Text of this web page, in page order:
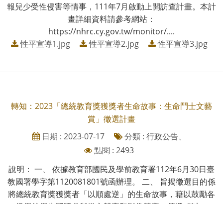
報兒少受性侵害等情事，111年7月啟動上開訪查計畫。本計
畫詳細資料請參考網站：
https://nhrc.cy.gov.tw/monitor/....
性平宣導1.jpg
性平宣導2.jpg 性平宣導3.jpg
轉知：2023「總統教育獎獲獎者生命故事：生命鬥士文藝
賞」徵選計畫
日期 : 2023-07-17
分類 : 行政公告、
點閱 : 2493
說明： 一、 依據教育部國民及學前教育署112年6月30日臺
教國署學字第1120081801號函辦理。 二、 旨揭徵選目的係
將總統教育獎獲獎者「以順處逆」的生命故事，藉以鼓勵各